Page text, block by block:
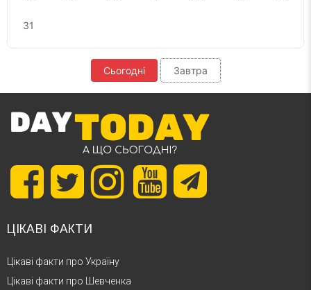
31
Сьогодні Завтра
ЦІКАВІ ФАКТИ
Цікаві факти про Україну
Цікаві факти про Шевченка